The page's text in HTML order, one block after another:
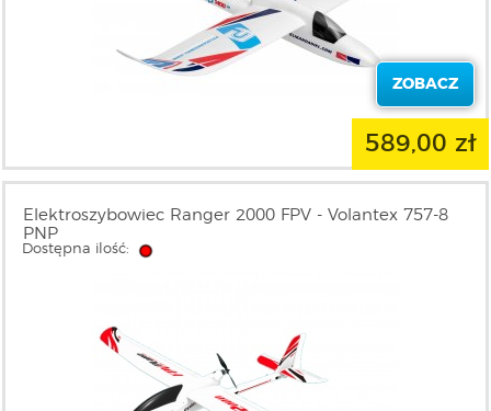
ZOBACZ
589,00 zł
Elektroszybowiec Ranger 2000 FPV - Volantex 757-8
PNP
Dostępna ilość: